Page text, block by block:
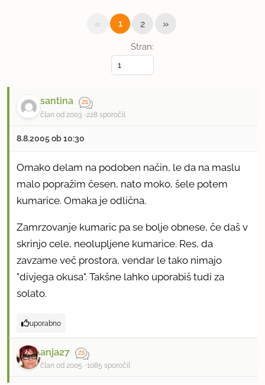
Stran:
« 1 2 »
santina
član od 2003 228 sporočil
8.8.2005 ob 10:30
Omako delam na podoben način, le da na maslu
malo popražim česen, nato moko, šele potem
kumarice. Omaka je odlična.
Zamrzovanje kumaric pa se bolje obnese, če daš v
skrinjo cele, neolupljene kumarice. Res, da
zavzame več prostora, vendar le tako nimajo
"divjega okusa". Takšne lahko uporabiš tudi za
solato.
uporabno
anja27
član od 2005 1085 sporočil